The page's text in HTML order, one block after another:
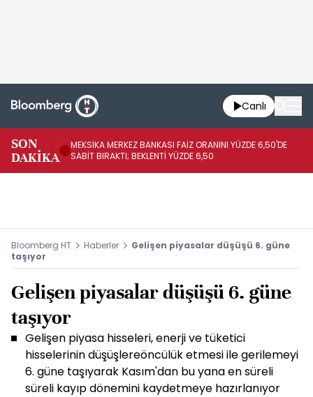
Canlı
SON
DAKİKA
MEKSİKA MERKEZ BANKASI FAİZ ORANINI YÜZDE 6,50'DE
SABİT BIRAKTI; BEKLENTİ YÜZDE 6,50
Bloomberg HT Haberler
Gelişen piyasalar düşüşü 6. güne
taşıyor
Gelişen piyasalar düşüşü 6. güne
taşıyor
Gelişen piyasa hisseleri, enerji ve tüketici
hisselerinin düşüşlereöncülük etmesi ile gerilemeyi
6. güne taşıyarak Kasım'dan bu yana en süreli
süreli kayıp dönemini kaydetmeye hazırlanıyor